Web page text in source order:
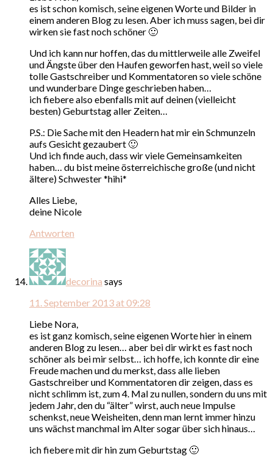
es ist schon komisch, seine eigenen Worte und Bilder in
einem anderen Blog zu lesen. Aber ich muss sagen, bei dir
wirken sie fast noch schöner 🙂
Und ich kann nur hoffen, das du mittlerweile alle Zweifel
und Ängste über den Haufen geworfen hast, weil so viele
tolle Gastschreiber und Kommentatoren so viele schöne
und wunderbare Dinge geschrieben haben…
ich fiebere also ebenfalls mit auf deinen (vielleicht
besten) Geburtstag aller Zeiten…
P.S.: Die Sache mit den Headern hat mir ein Schmunzeln
aufs Gesicht gezaubert 🙂
Und ich finde auch, dass wir viele Gemeinsamkeiten
haben… du bist meine österreichische große (und nicht
ältere) Schwester *hihi*
Alles Liebe,
deine Nicole
Antworten
decorina says
11. September 2013 at 09:28
Liebe Nora,
es ist ganz komisch, seine eigenen Worte hier in einem
anderen Blog zu lesen… aber bei dir wirkt es fast noch
schöner als bei mir selbst… ich hoffe, ich konnte dir eine
Freude machen und du merkst, dass alle lieben
Gastschreiber und Kommentatoren dir zeigen, dass es
nicht schlimm ist, zum 4. Mal zu nullen, sondern du uns mit
jedem Jahr, den du “älter” wirst, auch neue Impulse
schenkst, neue Weisheiten, denn man lernt immer hinzu
uns wächst manchmal im Alter sogar über sich hinaus…
ich fiebere mit dir hin zum Geburtstag 🙂